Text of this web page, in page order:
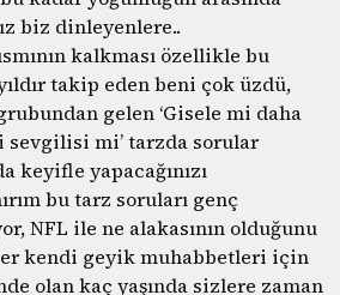
biz dinleyenlere..
kalkması özellikle bu
takip eden beni çok üzdü,
gelen ‘Gisele mi daha
sevgilisi mi’ tarzda sorular
keyifle yapacağınızı
bu tarz soruları genç
NFL ile ne alakasının olduğunu
kendi geyik muhabbetleri için
olan kaç yaşında sizlere zaman